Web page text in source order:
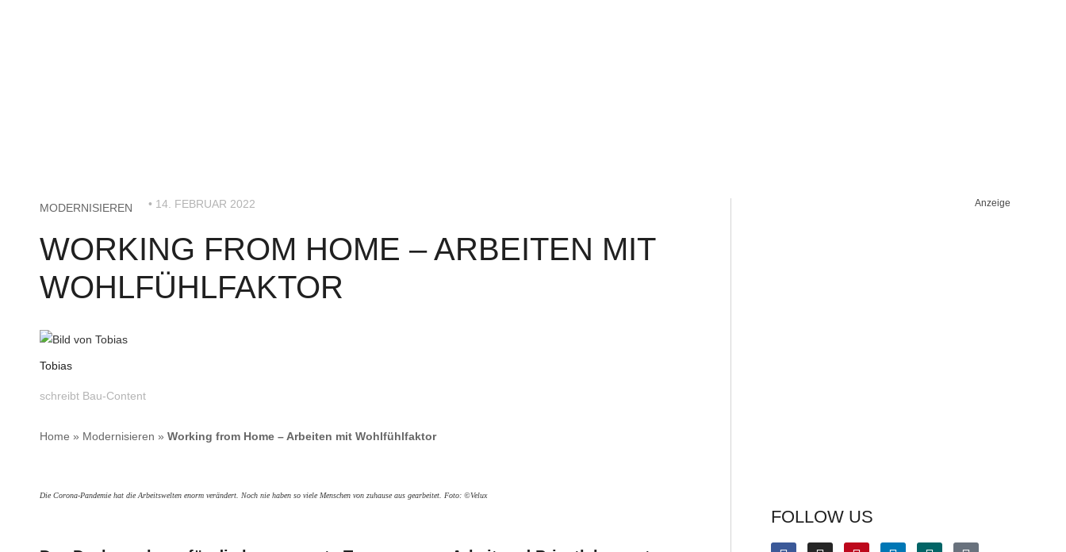
MODERNISIEREN • 14. FEBRUAR 2022
WORKING FROM HOME – ARBEITEN MIT
WOHLFÜHLFAKTOR
Tobias
schreibt Bau-Content
Home » Modernisieren » Working from Home – Arbeiten mit Wohlfühlfaktor
Die Corona-Pandemie hat die Arbeitswelten enorm verändert. Noch nie haben so viele Menschen von zuhause aus gearbeitet. Foto: ©Velux
Anzeige
FOLLOW US